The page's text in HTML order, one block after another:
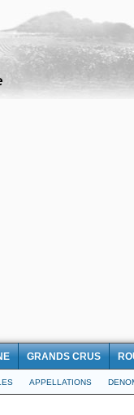
GRANDS CRUS
APPELLATIONS